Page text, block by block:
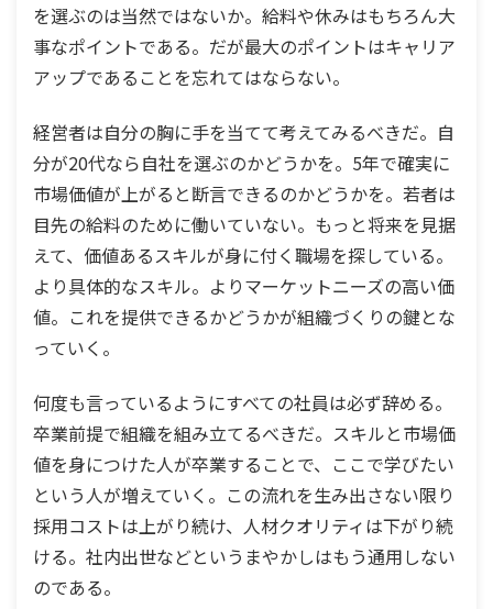
を選ぶのは当然ではないか。給料や休みはもちろん大
事なポイントである。だが最大のポイントはキャリア
アップであることを忘れてはならない。
経営者は自分の胸に手を当てて考えてみるべきだ。自
分が20代なら自社を選ぶのかどうかを。5年で確実に
市場価値が上がると断言できるのかどうかを。若者は
目先の給料のために働いていない。もっと将来を見据
えて、価値あるスキルが身に付く職場を探している。
より具体的なスキル。よりマーケットニーズの高い価
値。これを提供できるかどうかが組織づくりの鍵とな
っていく。
何度も言っているようにすべての社員は必ず辞める。
卒業前提で組織を組み立てるべきだ。スキルと市場価
値を身につけた人が卒業することで、ここで学びたい
という人が増えていく。この流れを生み出さない限り
採用コストは上がり続け、人材クオリティは下がり続
ける。社内出世などというまやかしはもう通用しない
のである。